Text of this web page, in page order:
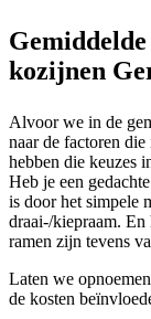
kozijnen
Alvoor we in de
naar de factoren
hebben die keuzes
Heb je een
is door het simpele
draai-/kiepraam.
ramen zijn tevens
Laten we
de kosten